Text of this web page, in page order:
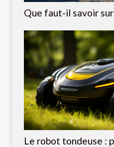
Que faut-il savoir
Le robot tondeuse :